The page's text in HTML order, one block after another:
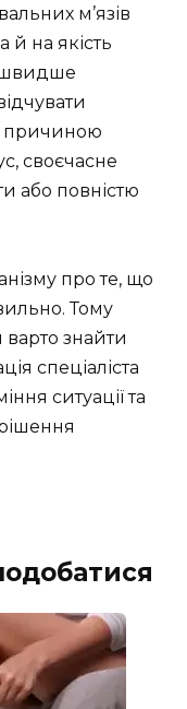
м’язів
на якість
швидше
причиною
своєчасне
або повністю
про те, що
Тому
варто знайти
спеціаліста
ситуації та